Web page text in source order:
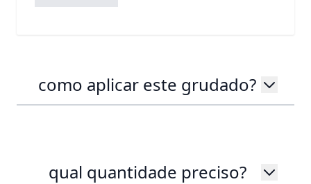
como aplicar este grudado?
qual quantidade preciso?